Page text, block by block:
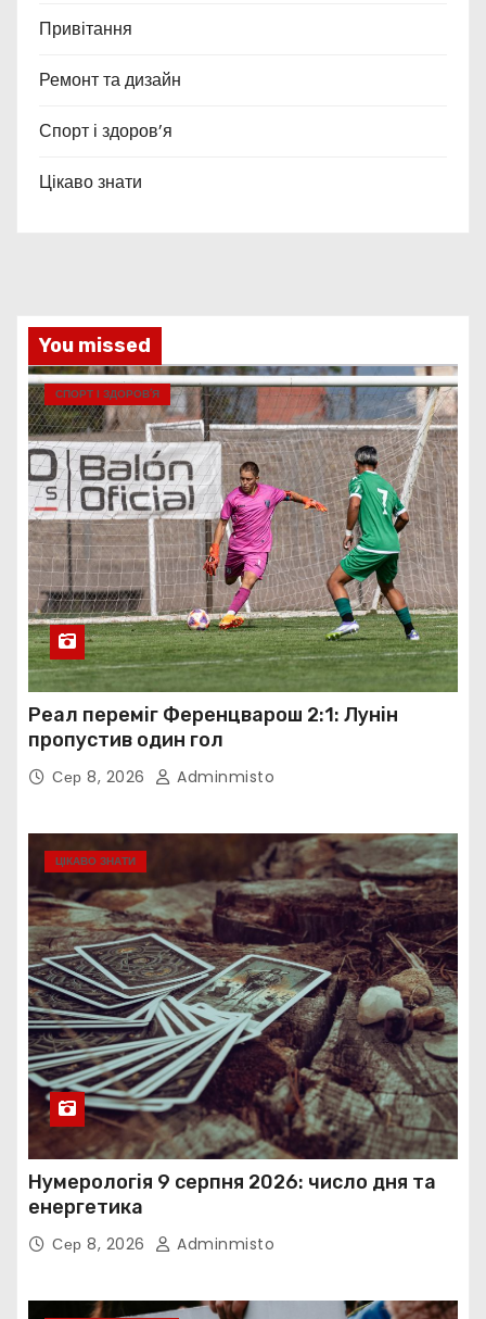
Привітання
Ремонт та дизайн
Спорт і здоров’я
Цікаво знати
You missed
СПОРТ І ЗДОРОВ’Я
Реал переміг Ференцварош 2:1: Лунін
пропустив один гол
Сер 8, 2026 Adminmisto
ЦІКАВО ЗНАТИ
Нумерологія 9 серпня 2026: число дня та
енергетика
Сер 8, 2026 Adminmisto